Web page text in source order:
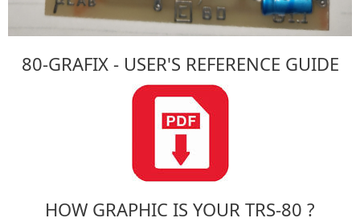
80-GRAFIX - USER'S REFERENCE GUIDE
HOW GRAPHIC IS YOUR TRS-80 ?